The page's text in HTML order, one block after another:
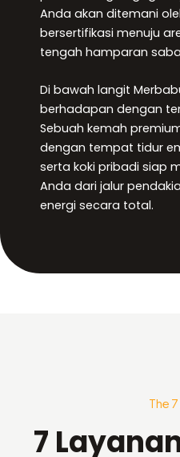
Anda akan ditemani
bersertifikasi menuju
tengah hamparan
Di bawah langit
berhadapan dengan
Sebuah kemah
dengan tempat tidur
serta koki pribadi siap
Anda dari jalur
energi secara total.
The 7
7